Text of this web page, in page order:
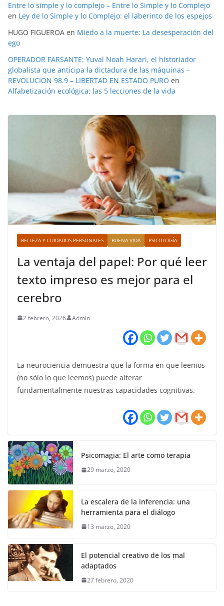
Entre lo simple y lo complejo – Entre lo Simple y lo Complejo
en Ley de lo Simple y lo Complejo: el laberinto de los espejos
HUGO FIGUEROA en Miedo a la muerte: La desesperación del
ego
OPERADOR FARSANTE: Yuval Noah Harari, el historiador
globalista que anticipa la dictadura de las máquinas –
REVOLUCION 98.9 – LIBERTAD EN ESTADO PURO en
Alfabetización ecológica: las 5 lecciones de la vida
BELLEZA Y CUIDADOS PERSONALES BUENA VIDA PSICOLOGÍA
La ventaja del papel: Por qué leer
texto impreso es mejor para el
cerebro
2 febrero, 2026 Admin
La neurociencia demuestra que la forma en que leemos
(no sólo lo que leemos) puede alterar
fundamentalmente nuestras capacidades cognitivas.
Psicomagia: El arte como terapia
29 marzo, 2020
La escalera de la inferencia: una
herramienta para el diálogo
13 marzo, 2020
El potencial creativo de los mal
adaptados
27 febrero, 2020